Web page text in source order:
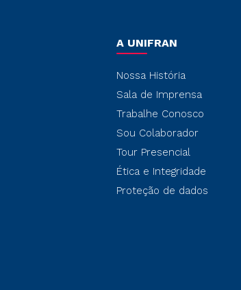
A UNIFRAN
Nossa História
Sala de Imprensa
Trabalhe Conosco
Sou Colaborador
Tour Presencial
Ética e Integridade
Proteção de dados